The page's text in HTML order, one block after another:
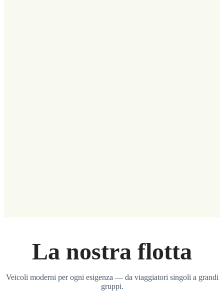
La nostra flotta
Veicoli moderni per ogni esigenza — da viaggiatori singoli a grandi
gruppi.